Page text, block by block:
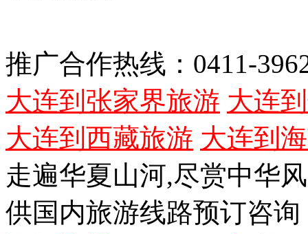
推广合作热线：0411-
大连到张家界旅游 大连
大连到西藏旅游 大连到
走遍华夏山河,尽赏中华
供国内旅游线路预订咨询